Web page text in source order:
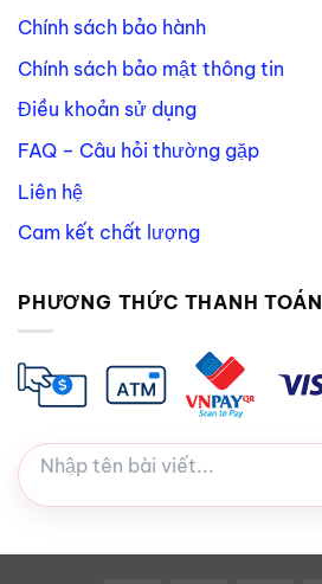
Chính sách bảo hành
Chính sách bảo mật thông tin
Điều khoản sử dụng
FAQ – Câu hỏi thường gặp
Liên hệ
Cam kết chất lượng
PHƯƠNG THỨC THANH TOÁN